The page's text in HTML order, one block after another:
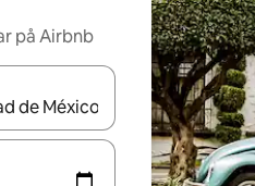
på Airbnb
med upp- och